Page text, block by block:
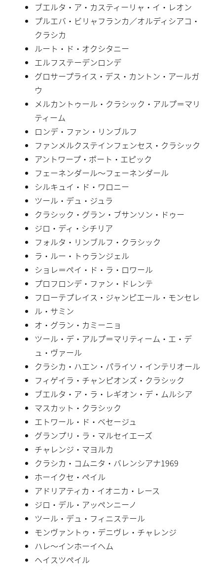
ブエルタ・ア・カスティーリャ・イ・レオン
プルエバ・ビリャフランカ／オルディシアコ・
クラシカ
ルート・ド・オクシタニー
エルフステーデンロンデ
グロサープライス・デス・カントン・アールガ
ウ
メルカントゥール・クラシック・アルプ＝マリ
ティーム
ロンデ・ファン・リンブルフ
ファンメルクステインフェンセス・クラシック
アントワープ・ポート・エピック
フェーネンダール〜フェーネンダール
シルキュイ・ド・ワロニー
ツール・デュ・ジュラ
クラシック・グラン・ブサンソン・ドゥー
ジロ・ディ・シチリア
フォルタ・リンブルフ・クラシック
ラ・ルー・トゥランジェル
ショレ＝ペイ・ド・ラ・ロワール
プロフロンデ・ファン・ドレンテ
フローテプレイス・ジャンピエール・モンセレ
ル・サミン
オ・グラン・カミーニョ
ツール・デ・アルプ＝マリティーム・エ・デ
ュ・ヴァール
クラシカ・ハエン・パライソ・インテリオール
フィゲイラ・チャンピオンズ・クラシック
ブエルタ・ア・ラ・レギオン・デ・ムルシア
マスカット・クラシック
エトワール・ド・ベセージュ
グランプリ・ラ・マルセイエーズ
チャレンジ・マヨルカ
クラシカ・コムニタ・バレンシアナ1969
ホーイクセ・ペイル
アドリアティカ・イオニカ・レース
ジロ・デル・アッペンニーノ
ツール・デュ・フィニステール
モンヴァントゥ・デニヴレ・チャレンジ
ハレ〜インホーイヘム
ヘイスツペイル